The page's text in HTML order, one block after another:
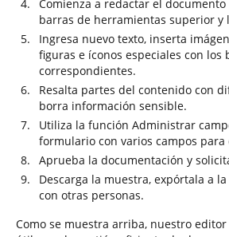
Comienza a redactar el
barras de herramientas superior y
Ingresa nuevo texto, inserta
figuras e íconos especiales con los
correspondientes.
Resalta partes del contenido con
borra información sensible.
Utiliza la función Administrar
formulario con varios campos para
Aprueba la documentación y
Descarga la muestra, expórtala a
con otras personas.
Como se muestra arriba, nuestro